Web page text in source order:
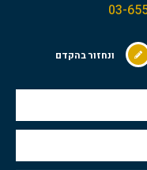
03-
ונחזור בהקדם